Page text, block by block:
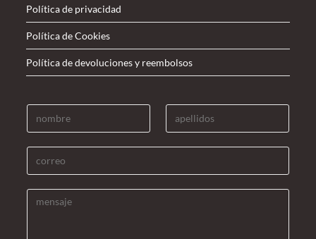
Política de privacidad
Política de Cookies
Política de devoluciones y reembolsos
o
m
p
e
o
r